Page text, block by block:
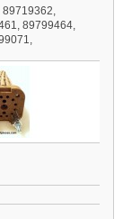
89719362,
89799464,